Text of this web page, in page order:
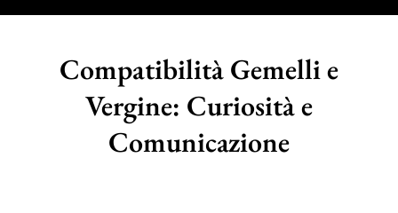
Compatibilità Gemelli e
Vergine: Curiosità e
Comunicazione